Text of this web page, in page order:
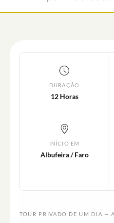
DURAÇÃO
12 Horas
INÍCIO EM
Albufeira / Faro
TOUR PRIVADO DE UM DIA —